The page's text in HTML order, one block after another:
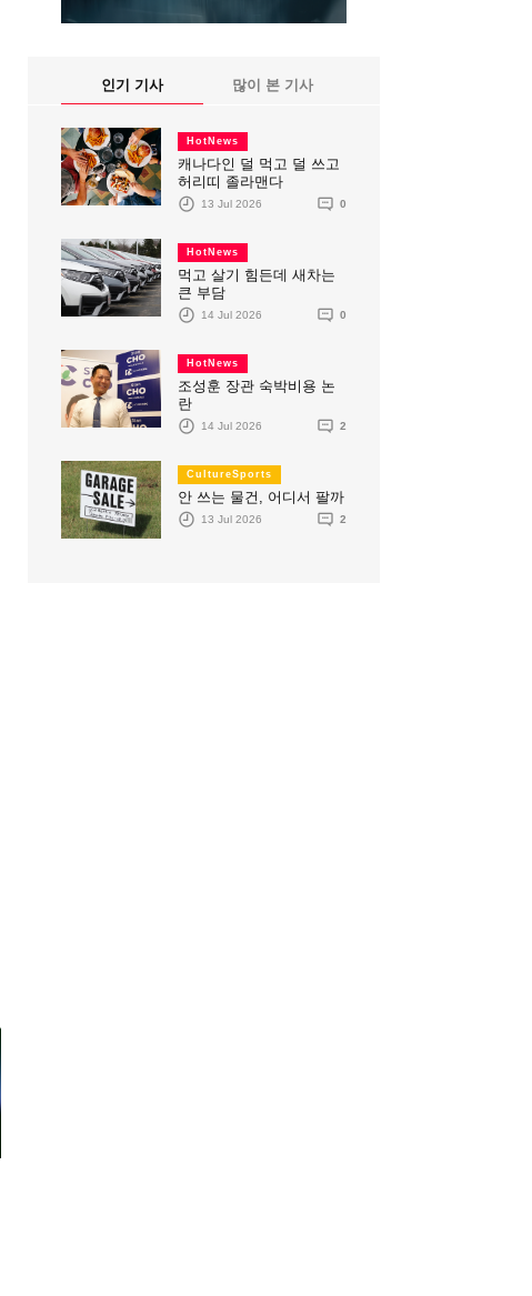
인기 기사 많이 본 기사
HotNews
캐나다인 덜 먹고 덜 쓰고
허리띠 졸라맨다
13 Jul 2026 0
HotNews
먹고 살기 힘든데 새차는
큰 부담
14 Jul 2026 0
HotNews
조성훈 장관 숙박비용 논
란
14 Jul 2026 2
CultureSports
안 쓰는 물건, 어디서 팔까
13 Jul 2026 2